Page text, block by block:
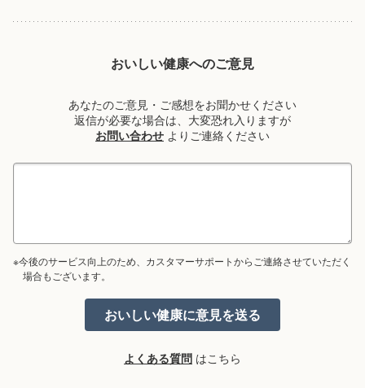
おいしい健康へのご意見
あなたのご意見・ご感想をお聞かせください
返信が必要な場合は、大変恐れ入りますが
お問い合わせ よりご連絡ください
※今後のサービス向上のため、カスタマーサポートからご連絡させていただく
場合もございます。
よくある質問 はこちら